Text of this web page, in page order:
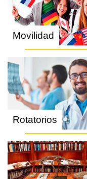
Movilidad
Rotatorios